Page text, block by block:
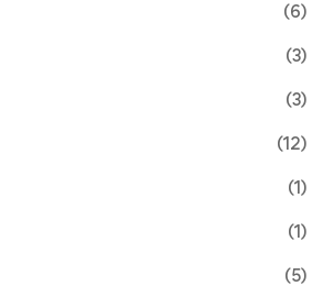
(6)
(3)
(3)
(12)
(1)
(1)
(5)